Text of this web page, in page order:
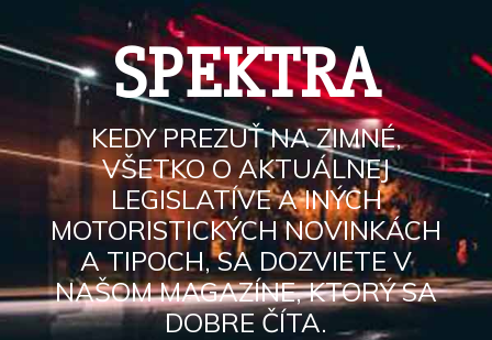
to
content
SPEKTRA
KEDY PREZUŤ NA ZIMNÉ,
VŠETKO O AKTUÁLNEJ
LEGISLATÍVE A INÝCH
MOTORISTICKÝCH NOVINKÁCH
A TIPOCH, SA DOZVIETE V
NAŠOM MAGAZÍNE, KTORÝ SA
DOBRE ČÍTA.